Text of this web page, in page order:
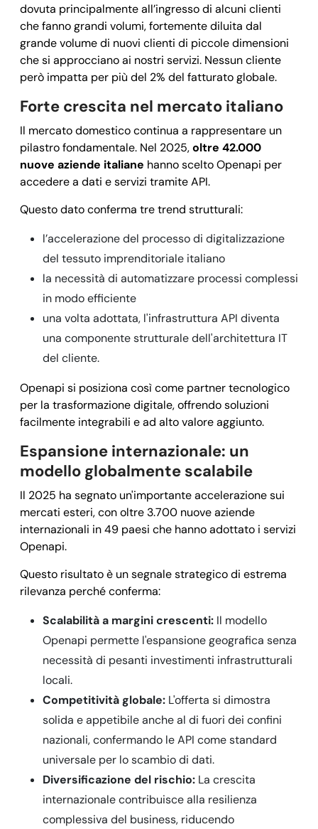
dovuta principalmente all’ingresso di alcuni clienti
che fanno grandi volumi, fortemente diluita dal
grande volume di nuovi clienti di piccole dimensioni
che si approcciano ai nostri servizi. Nessun cliente
però impatta per più del 2% del fatturato globale.
Forte crescita nel mercato italiano
Il mercato domestico continua a rappresentare un
pilastro fondamentale. Nel 2025,oltre 42.000
nuove aziende italiane hanno scelto Openapi per
accedere a dati e servizi tramite API.
Questo dato conferma tre trend strutturali:
l’accelerazione del processo di digitalizzazione
del tessuto imprenditoriale italiano
la necessità di automatizzare processi complessi
in modo efficiente
una volta adottata, l'infrastruttura API diventa
una componente strutturale dell'architettura IT
del cliente.
Openapi si posiziona così come partner tecnologico
per la trasformazione digitale, offrendo soluzioni
facilmente integrabili e ad alto valore aggiunto.
Espansione internazionale: un
modello globalmente scalabile
Il 2025 ha segnato un'importante accelerazione sui
mercati esteri, con oltre 3.700 nuove aziende
internazionali in 49 paesi che hanno adottato i servizi
Openapi.
Questo risultato è un segnale strategico di estrema
rilevanza perché conferma:
Scalabilità a margini crescenti: Il modello
Openapi permette l'espansione geografica senza
necessità di pesanti investimenti infrastrutturali
locali.
Competitività globale: L'offerta si dimostra
solida e appetibile anche al di fuori dei confini
nazionali, confermando le API come standard
universale per lo scambio di dati.
Diversificazione del rischio: La crescita
internazionale contribuisce alla resilienza
complessiva del business, riducendo